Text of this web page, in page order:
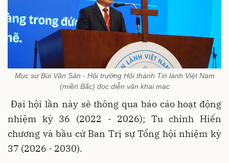
Mục sư Bùi Văn Sản - Hội trưởng Hội thánh Tin lành Việt Nam
(miền Bắc) đọc diễn văn khai mạc
Đại hội lần này sẽ thông qua báo cáo hoạt động
nhiệm kỳ 36 (2022 - 2026); Tu chỉnh Hiến
chương và bầu cử Ban Trị sự Tổng hội nhiệm kỳ
37 (2026 - 2030).